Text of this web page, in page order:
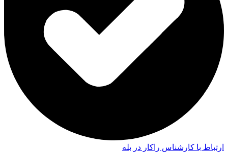
ارتباط با کارشناس راکار در بله